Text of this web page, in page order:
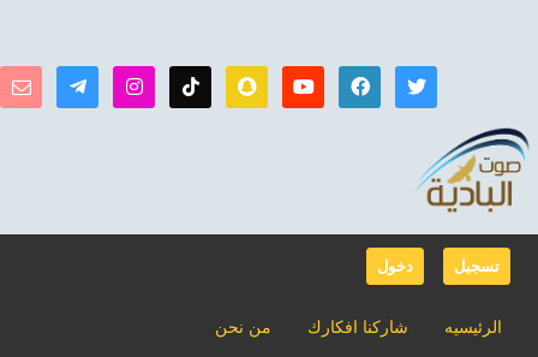
دخول تسجيل
من نحن شاركنا افكارك الرئيسيه